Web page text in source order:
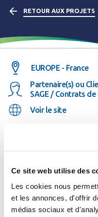
Ce site web utilise des
Les cookies nous
et les annonces, d'offrir
médias sociaux et
RETOUR AUX PROJETS
EUROPE - France
Partenaire(s) ou
SAGE / Contrats de
Voir le site
Description du
Gest’eau propose des
Directeurs